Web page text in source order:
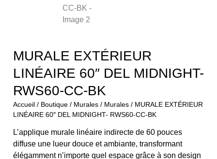
MURALE EXTÉRIEUR
LINÉAIRE 60″ DEL MIDNIGHT-
RWS60-CC-BK
Accueil/ Boutique/ Murales/ Murales/ MURALE EXTÉRIEUR
LINÉAIRE 60″ DEL MIDNIGHT- RWS60-CC-BK
L’applique murale linéaire indirecte de 60 pouces
diffuse une lueur douce et ambiante, transformant
élégamment n’importe quel espace grâce à son design